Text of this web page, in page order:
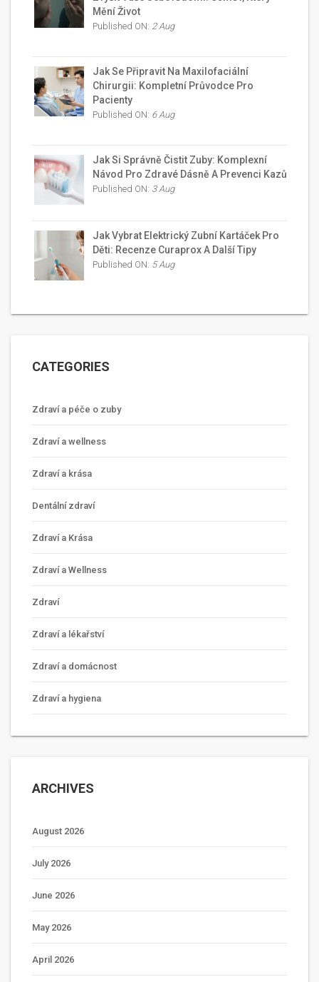
Mění Život
Published ON: 2 Aug
Jak Se Připravit Na Maxilofaciální
Chirurgii: Kompletní Průvodce Pro
Pacienty
Published ON: 6 Aug
Jak Si Správně Čistit Zuby: Komplexní
Návod Pro Zdravé Dásně A Prevenci Kazů
Published ON: 3 Aug
Jak Vybrat Elektrický Zubní Kartáček Pro
Děti: Recenze Curaprox A Další Tipy
Published ON: 5 Aug
CATEGORIES
Zdraví a péče o zuby
Zdraví a wellness
Zdraví a krása
Dentální zdraví
Zdraví a Krása
Zdraví a Wellness
Zdraví
Zdraví a lékařství
Zdraví a domácnost
Zdraví a hygiena
ARCHIVES
August 2026
July 2026
June 2026
May 2026
April 2026